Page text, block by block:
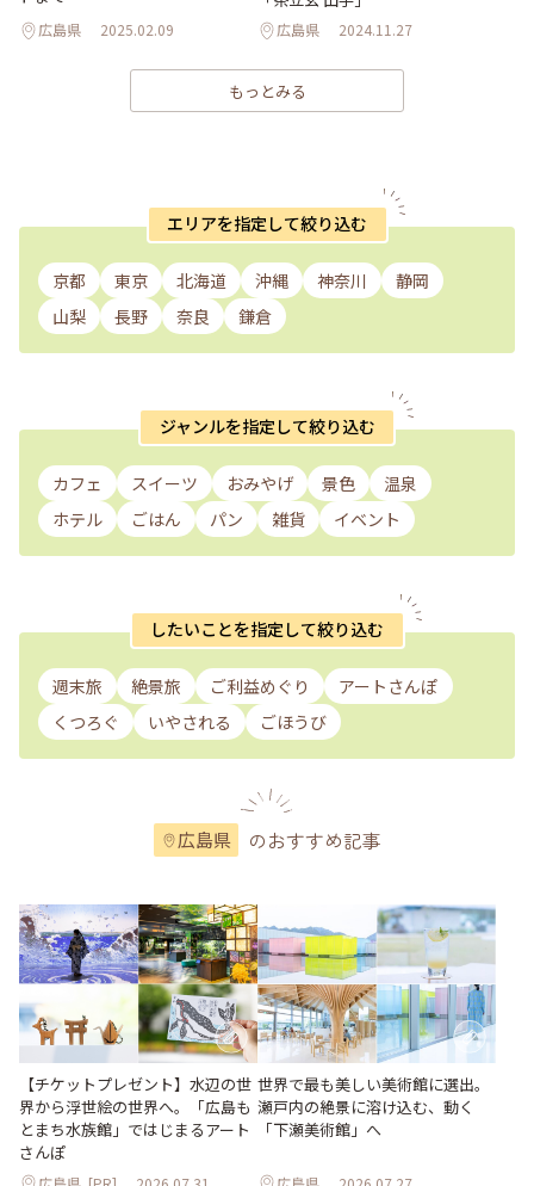
広島県 2025.02.09 広島県 2024.11.27
もっとみる
エリアを指定して絞り込む
京都 東京 北海道 沖縄 神奈川
静岡
山梨
長野 奈良 鎌倉
ジャンルを指定して絞り込む
カフェ スイーツ おみやげ 景色
温泉
ホテル
ごはん パン 雑貨 イベント
したいことを指定して絞り込む
週末旅 絶景旅 ご利益めぐり
アートさんぽ
くつろぐ
いやされる ごほうび
広島県 のおすすめ記事
【チケットプレゼント】水辺の世
界から浮世絵の世界へ。「広島も
とまち水族館」ではじまるアート
さんぽ
世界で最も美しい美術館に選出。
瀬戸内の絶景に溶け込む、動く
「下瀬美術館」へ